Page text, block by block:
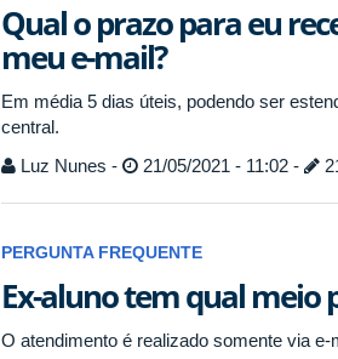
Qual o prazo para eu
meu e-mail?
Em média 5 dias úteis, podendo ser
central.
Luz Nunes -
21/05/2021 - 11:02 -
PERGUNTA FREQUENTE
Ex-aluno tem qual meio
O atendimento é realizado somente via e-